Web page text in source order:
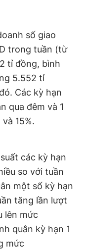
404
soạn Chính sách bảo
ngày 24.3.2020
số giao
trong tuần (từ
tỉ đồng, bình
5.552 tỉ
Các kỳ hạn
qua đêm và 1
15%.
các kỳ hạn
so với tuần
một số kỳ hạn
tăng lần lượt
lên mức
quân kỳ hạn 1
mức